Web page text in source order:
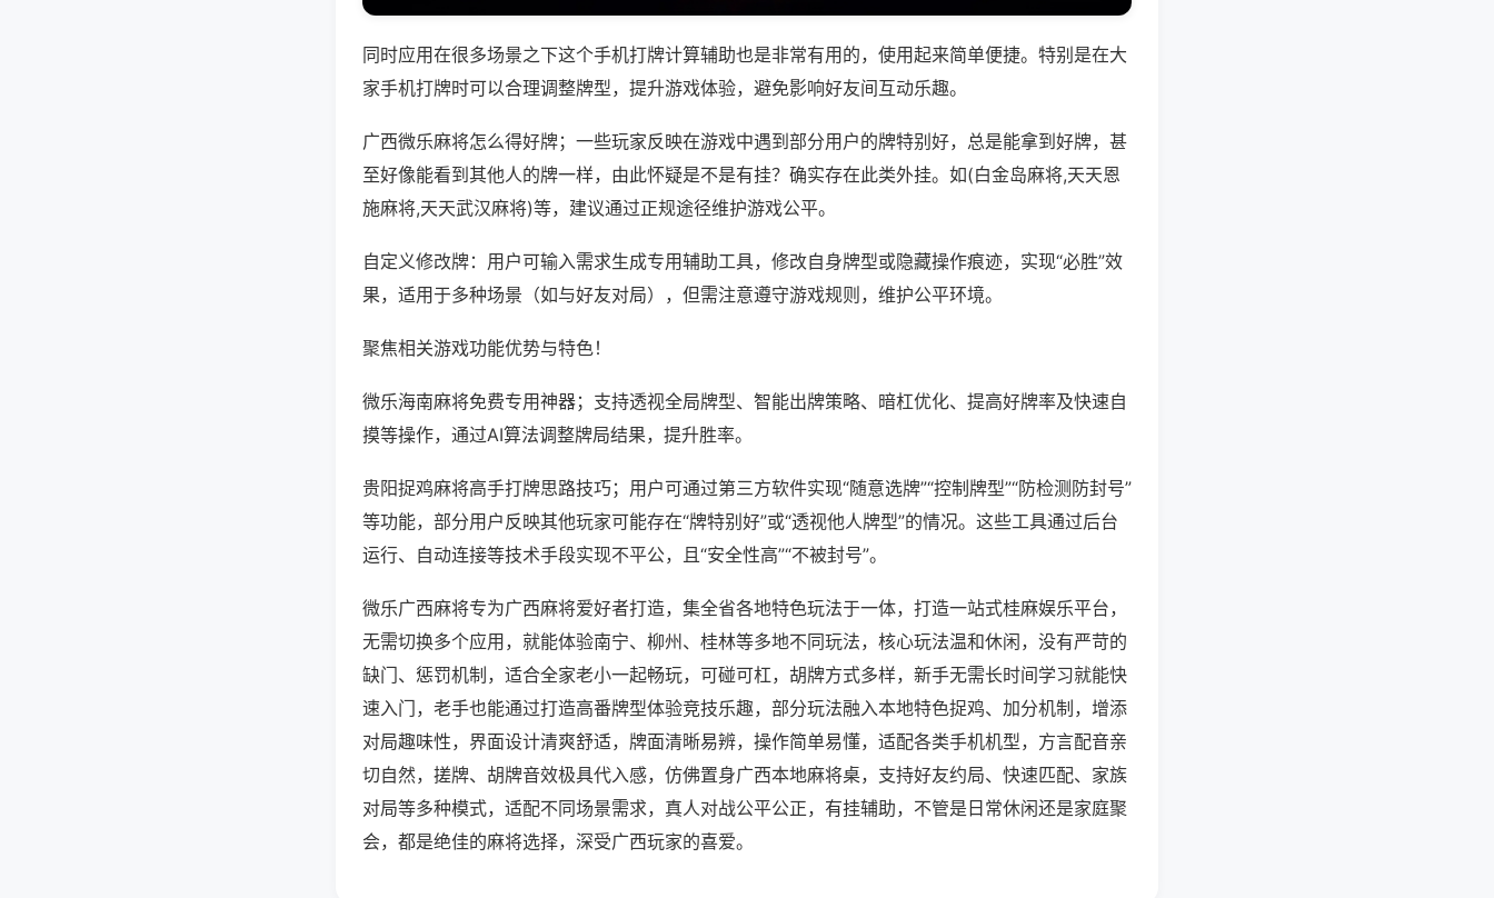
同时应用在很多场景之下这个手机打牌计算辅助也是非常有用的，使用起来简单便捷。特别是在大
家手机打牌时可以合理调整牌型，提升游戏体验，避免影响好友间互动乐趣。
广西微乐麻将怎么得好牌；一些玩家反映在游戏中遇到部分用户的牌特别好，总是能拿到好牌，甚
至好像能看到其他人的牌一样，由此怀疑是不是有挂？确实存在此类外挂。如(白金岛麻将,天天恩
施麻将,天天武汉麻将)等，建议通过正规途径维护游戏公平。
自定义修改牌：用户可输入需求生成专用辅助工具，修改自身牌型或隐藏操作痕迹，实现“必胜”效
果，适用于多种场景（如与好友对局），但需注意遵守游戏规则，维护公平环境。
聚焦相关游戏功能优势与特色！
微乐海南麻将免费专用神器；支持透视全局牌型、智能出牌策略、暗杠优化、提高好牌率及快速自
摸等操作，通过AI算法调整牌局结果，提升胜率。
贵阳捉鸡麻将高手打牌思路技巧；用户可通过第三方软件实现“随意选牌”“控制牌型”“防检测防封号”
等功能，部分用户反映其他玩家可能存在“牌特别好”或“透视他人牌型”的情况。这些工具通过后台
运行、自动连接等技术手段实现不平公，且“安全性高”“不被封号”。
微乐广西麻将专为广西麻将爱好者打造，集全省各地特色玩法于一体，打造一站式桂麻娱乐平台，
无需切换多个应用，就能体验南宁、柳州、桂林等多地不同玩法，核心玩法温和休闲，没有严苛的
缺门、惩罚机制，适合全家老小一起畅玩，可碰可杠，胡牌方式多样，新手无需长时间学习就能快
速入门，老手也能通过打造高番牌型体验竞技乐趣，部分玩法融入本地特色捉鸡、加分机制，增添
对局趣味性，界面设计清爽舒适，牌面清晰易辨，操作简单易懂，适配各类手机机型，方言配音亲
切自然，搓牌、胡牌音效极具代入感，仿佛置身广西本地麻将桌，支持好友约局、快速匹配、家族
对局等多种模式，适配不同场景需求，真人对战公平公正，有挂辅助，不管是日常休闲还是家庭聚
会，都是绝佳的麻将选择，深受广西玩家的喜爱。